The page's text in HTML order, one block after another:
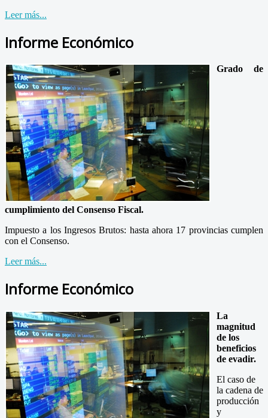
Leer más...
Informe Económico
Grado de
cumplimiento del Consenso Fiscal.
Impuesto a los Ingresos Brutos: hasta ahora 17 provincias cumplen
con el Consenso.
Leer más...
Informe Económico
La
magnitud
de los
beneficios
de evadir.
El caso de
la cadena de
producción
y